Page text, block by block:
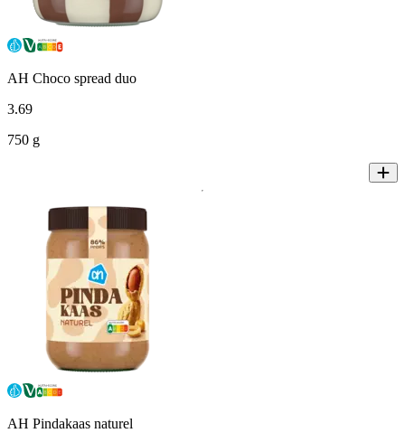
AH Choco spread duo
3.69
750 g
AH Pindakaas naturel